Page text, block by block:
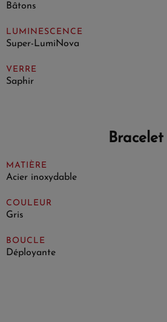
Bâtons
LUMINESCENCE
Super-LumiNova
VERRE
Saphir
Bracelet
MATIÈRE
Acier inoxydable
COULEUR
Gris
BOUCLE
Déployante